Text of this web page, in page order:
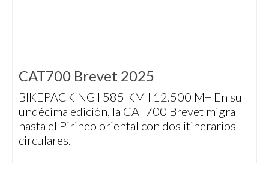
CAT700 Brevet 2025
BIKEPACKING I 585 KM I 12.500 M+ En su
undécima edición, la CAT700 Brevet migra
hasta el Pirineo oriental con dos itinerarios
circulares.